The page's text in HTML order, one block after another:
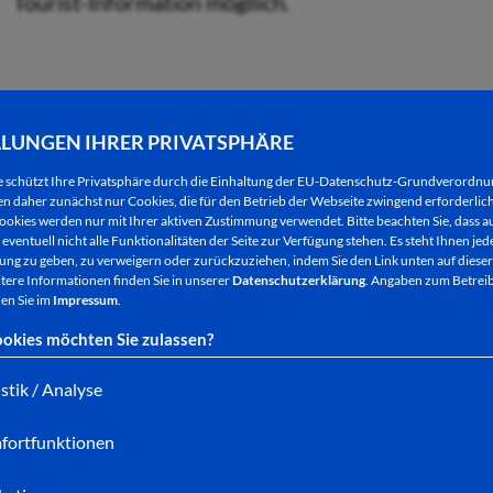
IHRER PRIVATSPHÄRE
schützt Ihre Privatsphäre durch die Einhaltung der EU-Datenschutz-
daher zunächst nur Cookies, die für den Betrieb der Webseite zwingend
werden nur mit Ihrer aktiven Zustimmung verwendet. Bitte beachten Sie, dass
nicht alle Funktionalitäten der Seite zur Verfügung stehen. Es steht Ihnen
zu geben, zu verweigern oder zurückzuziehen, indem Sie den Link unten auf
Informationen finden Sie in unsererDatenschutzerklärung. Angaben zum
Sie im Impressum.
möchten Sie zulassen?
/ Analyse
Im Rahmen des städtischen
geplant. Der Reisebus startet am Mittwoch, 26.
Bad Hersfeld.
Am Ziel in Erfurt angekommen haben die
Restaurant „Zum güldenen Rade“, bei typisch
das Mittagessen sind im Reisepreis nicht enthalten.
Anschließend haben alle Teilnehmenden
Besuch des Weihnachtsmarktes genießen.
Der Erfurter Weihnachtsmarkt gehört zu den
der größte in Thüringen. Die mittelalterliche